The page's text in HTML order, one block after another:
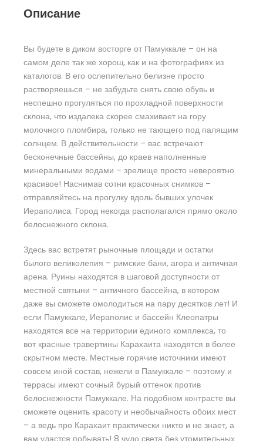
Описание
Вы будете в диком восторге от Памуккале – он на
самом деле так же хорош, как и на фотографиях из
каталогов. В его ослепительно белизне просто
растворяешься – не забудьте снять свою обувь и
неспешно прогуляться по прохладной поверхности
склона, что издалека скорее смахивает на гору
молочного пломбира, только не тающего под палящим
солнцем. В действительности – вас встречают
бесконечные бассейны, до краев наполненные
минеральными водами – зрелище просто невероятно
красивое! Наснимав сотни красочных снимков –
отправляйтесь на прогулку вдоль бывших улочек
Иераполиса. Город некогда располагался прямо около
белоснежного склона.
Здесь вас встретят рыночные площади и остатки
былого великолепия – римские бани, агора и античная
арена. Руины находятся в шаговой доступности от
местной святыни – античного бассейна, в котором
даже вы сможете омолодиться на пару десятков лет! И
если Памуккале, Иераполис и бассейн Клеопатры
находятся все на территории единого комплекса, то
вот красные травертины Карахаита находятся в более
скрытном месте. Местные горячие источники имеют
совсем иной состав, нежели в Памуккале – поэтому и
террасы имеют сочный бурый оттенок против
белоснежности Памуккале. На подобном контрасте вы
сможете оценить красоту и необычайность обоих мест
– а ведь про Карахаит практически никто и не знает, а
вам удастся побывать! 8 чудо света без утомительных